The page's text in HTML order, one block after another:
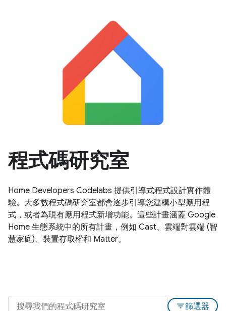
程式碼研究室
Home Developers Codelabs 提供引導式程式設計實作體
驗。大多數程式碼研究室都會逐步引導您建構小型應用程
式，或者為現有應用程式新增功能。這些計畫涵蓋 Google
Home 生態系統中的所有計畫，例如 Cast、雲端對雲端 (智
慧家庭)、裝置存取權和 Matter。
filter_list篩選器